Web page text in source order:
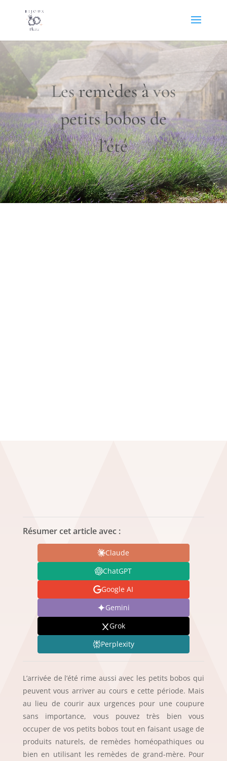
Les remèdes à vos
petits bobos de
l’été
Résumer cet article avec :
Claude
ChatGPT
Google AI
Gemini
Grok
Perplexity
L’arrivée de l’été rime aussi avec les petits bobos qui
peuvent vous arriver au cours e cette période. Mais
au lieu de courir aux urgences pour une coupure
sans importance, vous pouvez très bien vous
occuper de vos petits bobos tout en faisant usage de
produits naturels, de remèdes homéopathiques ou
bien en utilisant les remèdes de grand-mère. Pour